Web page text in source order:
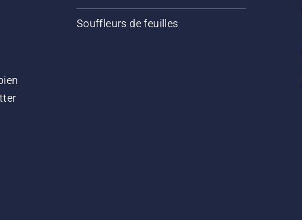
Souffleurs de feuilles